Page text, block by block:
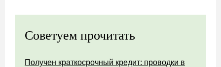
Советуем прочитать
Получен краткосрочный кредит: проводки в